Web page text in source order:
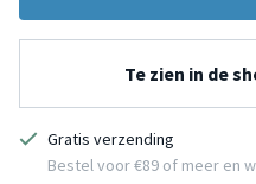
Te zien in de
Gratis verzending
Bestel voor €89 of meer en